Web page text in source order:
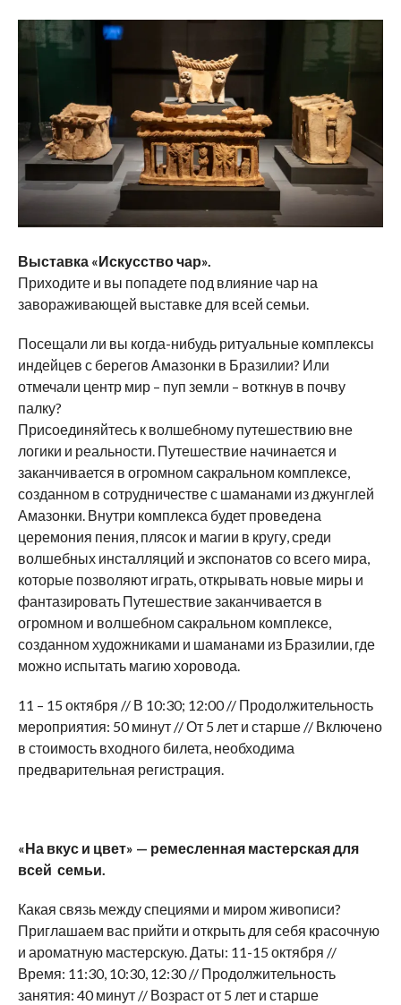
Выставка «Искусство чар».
Приходите и вы попадете под влияние чар на
завораживающей выставке для всей семьи.
Посещали ли вы когда-нибудь ритуальные комплексы
индейцев с берегов Амазонки в Бразилии? Или
отмечали центр мир – пуп земли – воткнув в почву
палку?
Присоединяйтесь к волшебному путешествию вне
логики и реальности. Путешествие начинается и
заканчивается в огромном сакральном комплексе,
созданном в сотрудничестве с шаманами из джунглей
Амазонки. Внутри комплекса будет проведена
церемония пения, плясок и магии в кругу, среди
волшебных инсталляций и экспонатов со всего мира,
которые позволяют играть, открывать новые миры и
фантазировать Путешествие заканчивается в
огромном и волшебном сакральном комплексе,
созданном художниками и шаманами из Бразилии, где
можно испытать магию хоровода.
11 – 15 октября // В 10:30; 12:00 // Продолжительность
мероприятия: 50 минут // От 5 лет и старше // Включено
в стоимость входного билета, необходима
предварительная регистрация.
«На вкус и цвет» — ремесленная мастерская для
всей семьи.
Какая связь между специями и миром живописи?
Приглашаем вас прийти и открыть для себя красочную
и ароматную мастерскую. Даты: 11-15 октября //
Время: 11:30, 10:30, 12:30 // Продолжительность
занятия: 40 минут // Возраст от 5 лет и старше